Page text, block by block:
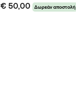
€ 50,00 Δωρεάν αποστολή